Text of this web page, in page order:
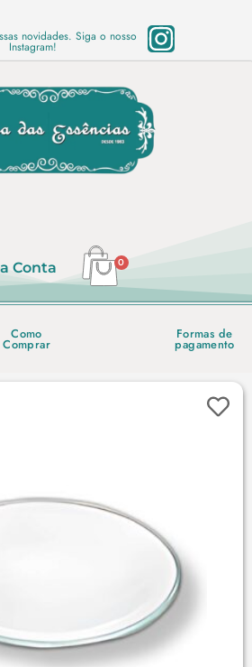
novidades. Siga o nosso
Instagram!
Conta 0
Como
Comprar
Formas de
pagamento